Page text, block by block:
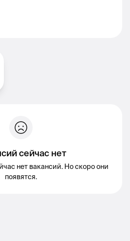
сейчас нет
нет вакансий. Но скоро они
появятся.